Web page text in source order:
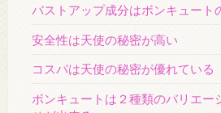
バストアップ成分はボンキュート
安全性は天使の秘密が高い
コスパは天使の秘密が優れている
ボンキュートは２種類のバリエー